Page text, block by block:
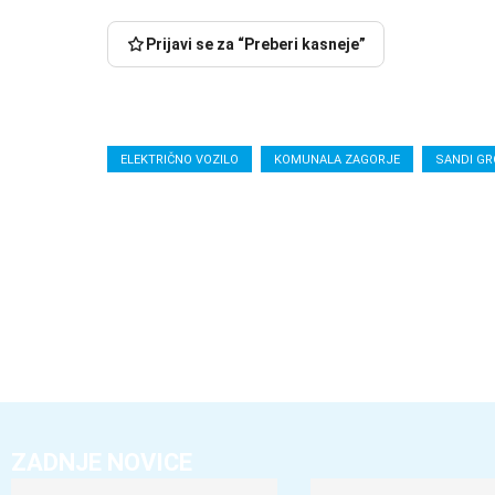
Prijavi se za “Preberi kasneje”
ELEKTRIČNO VOZILO KOMUNALA ZAGORJE SANDI
ZADNJE NOVICE